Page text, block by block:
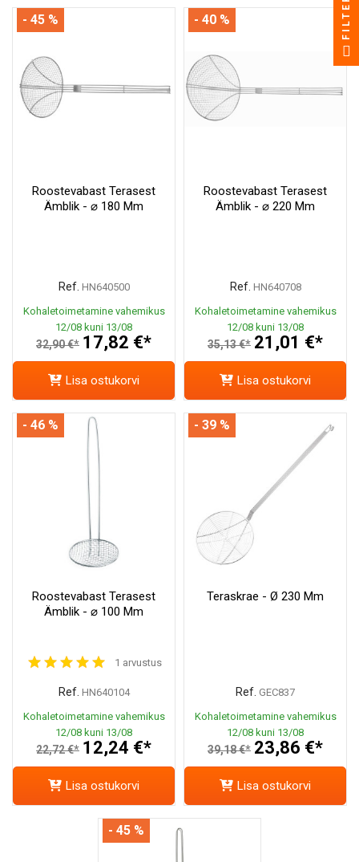
Roostevabast Terasest
Ämblik - ⌀ 180 Mm
Ref. HN640500
Kohaletoimetamine vahemikus
12/08 kuni 13/08
32,90 €* 17,82 €*
- 45 %
Lisa ostukorvi
Roostevabast Terasest
Ämblik - ⌀ 220 Mm
Ref. HN640708
Kohaletoimetamine vahemikus
12/08 kuni 13/08
35,13 €* 21,01 €*
- 40 %
Lisa ostukorvi
Roostevabast Terasest
Ämblik - ⌀ 100 Mm
1 arvustus
Ref. HN640104
Kohaletoimetamine vahemikus
12/08 kuni 13/08
22,72 €* 12,24 €*
- 46 %
Lisa ostukorvi
Teraskrae - Ø 230 Mm
Ref. GEC837
Kohaletoimetamine vahemikus
12/08 kuni 13/08
39,18 €* 23,86 €*
- 39 %
Lisa ostukorvi
- 45 %
FILTER